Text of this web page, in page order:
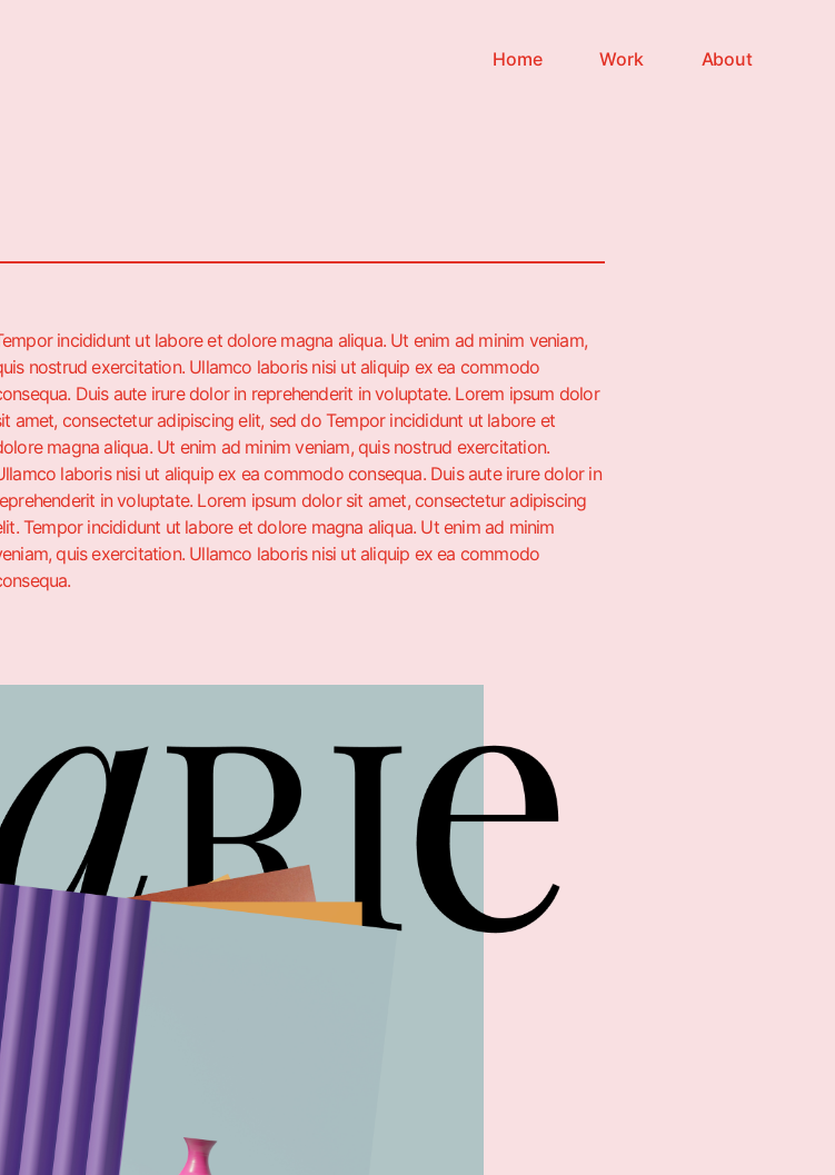
Home Work About
incididunt ut labore et dolore magna aliqua. Ut enim ad minim veniam,
nostrud exercitation. Ullamco laboris nisi ut aliquip ex ea commodo
Duis aute irure dolor in reprehenderit in voluptate. Lorem ipsum dolor
amet, consectetur adipiscing elit, sed do Tempor incididunt ut labore et
magna aliqua. Ut enim ad minim veniam, quis nostrud exercitation.
laboris nisi ut aliquip ex ea commodo consequa. Duis aute irure dolor in
in voluptate. Lorem ipsum dolor sit amet, consectetur adipiscing
Tempor incididunt ut labore et dolore magna aliqua. Ut enim ad minim
quis exercitation. Ullamco laboris nisi ut aliquip ex ea commodo